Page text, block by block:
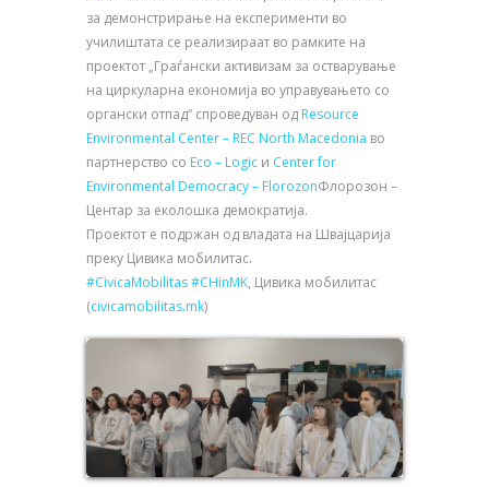
за демонстрирање на експерименти во
училиштата се реализираат во рамките на
проектот „Граѓански активизам за остварување
на циркуларна економија во управувањето со
органски отпад“ спроведуван од Resource
Environmental Center – REC North Macedonia во
партнерство со Eco – Logic и Center for
Environmental Democracy – FlorozonФлорозон –
Центар за еколошка демократија.
Проектот е подржан од владата на Швајцарија
преку Цивика мобилитас.
#CivicaMobilitas#CHinMK, Цивика мобилитас
(civicamobilitas.mk)